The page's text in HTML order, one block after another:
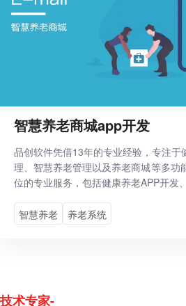
智慧养老商城app开发
品创软件凭借13年的专业经验，专注于
理、智慧养老管理以及养老商城等多功
位的专业服务，包括健康养老APP开发
智慧养老 养老系统
技术专家-